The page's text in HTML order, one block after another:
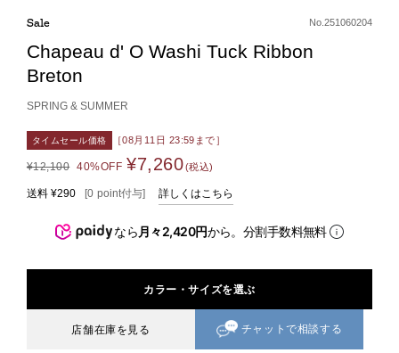
Sale No.251060204
Chapeau d' O Washi Tuck Ribbon
Breton
SPRING & SUMMER
タイムセール価格 ［08月11日 23:59まで］
¥12,100 40%OFF ¥7,260(税込)
送料 ¥290 [0 point付与] 詳しくはこちら
なら 月々2,420円から。分割手数料無料
カラー・サイズを選ぶ
店舗在庫を見る チャットで相談する